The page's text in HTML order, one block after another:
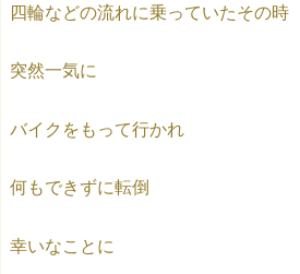
四輪などの流れに乗っていたその時
突然一気に
バイクをもって行かれ
何もできずに転倒
幸いなことに